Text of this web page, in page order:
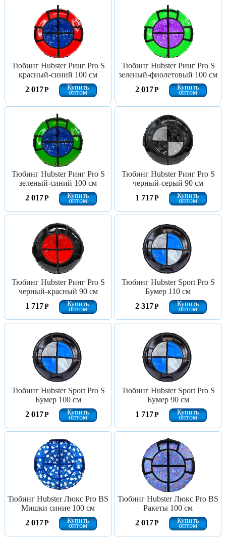
Тюбинг Hubster Ринг Pro S
красный-синий 100 см
2 017Р Купить
оптом
Тюбинг Hubster Ринг Pro S
зеленый-фиолетовый 100 см
2 017Р Купить
оптом
Тюбинг Hubster Ринг Pro S
зеленый-синий 100 см
2 017Р Купить
оптом
Тюбинг Hubster Ринг Pro S
черный-серый 90 см
1 717Р Купить
оптом
Тюбинг Hubster Ринг Pro S
черный-красный 90 см
1 717Р Купить
оптом
Тюбинг Hubster Sport Pro S
Бумер 110 см
2 317Р Купить
оптом
Тюбинг Hubster Sport Pro S
Бумер 100 см
2 017Р Купить
оптом
Тюбинг Hubster Sport Pro S
Бумер 90 см
1 717Р Купить
оптом
Тюбинг Hubster Люкс Pro BS
Мишки синие 100 см
2 017Р Купить
оптом
Тюбинг Hubster Люкс Pro BS
Ракеты 100 см
2 017Р Купить
оптом